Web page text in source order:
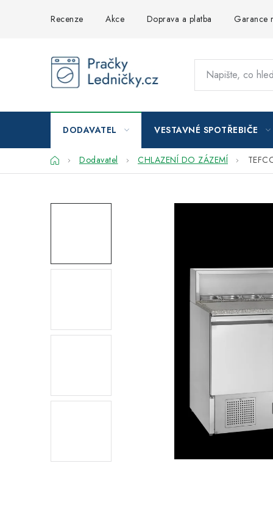
Recenze Akce Doprava a platba Garance
DODAVATEL VESTAVNÉ SPOTŘEBIČE
DomůDodavatel CHLAZENÍ DO ZÁZEMÍ